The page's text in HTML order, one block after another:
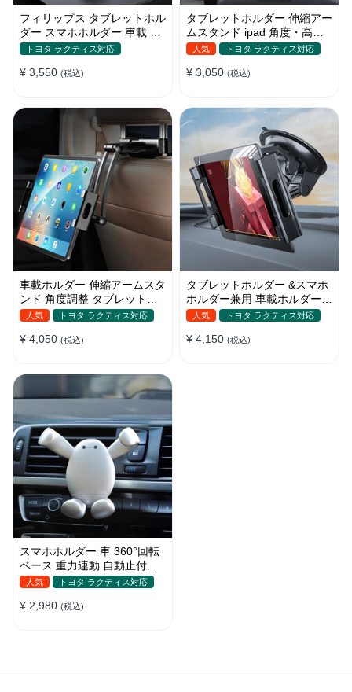
フィリップス タブレットホル
ダー スマホホルダー 車載 ヘ
ッドレスト ipad 角度調整
トヨタ ラクティス対応
¥ 3,550 (税込)
タブレットホルダー 伸縮アー
ムスタンド ipad 角度・高さ
調整 スマホ 車載 ヘッドレス
人気 トヨタ ラクティス対応
¥ 3,050 (税込)
車載ホルダー 伸縮アームスタ
ンド 角度調整 タブレットホ
ルダー スマホ 折り畳み ipad
人気 トヨタ ラクティス対応
¥ 4,050 (税込)
タブレットホルダー &スマホ
ホルダー兼用 車載ホルダー
吸盤 ダッシュボード
人気 トヨタ ラクティス対応
¥ 4,150 (税込)
スマホホルダー 車 360°回転
ベース 重力連動 自動止付け
車 スマホスタンド 車載 携帯
車用 エアコン吹き出し口 取
人気 トヨタ ラクティス対応
¥ 2,980 (税込)